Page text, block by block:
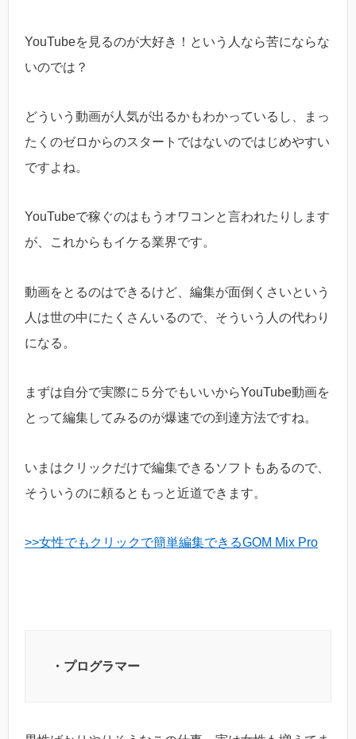
YouTubeを見るのが大好き！という人なら苦にならな
いのでは？
どういう動画が人気が出るかもわかっているし、まっ
たくのゼロからのスタートではないのではじめやすい
ですよね。
YouTubeで稼ぐのはもうオワコンと言われたりします
が、これからもイケる業界です。
動画をとるのはできるけど、編集が面倒くさいという
人は世の中にたくさんいるので、そういう人の代わり
になる。
まずは自分で実際に５分でもいいからYouTube動画を
とって編集してみるのが爆速での到達方法ですね。
いまはクリックだけで編集できるソフトもあるので、
そういうのに頼るともっと近道できます。
>>女性でもクリックで簡単編集できるGOM Mix Pro
・プログラマー